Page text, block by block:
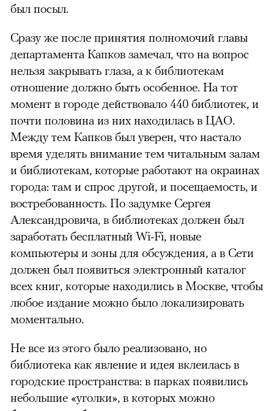
был посыл.
Сразу же после принятия полномочий главы
департамента Капков замечал, что на вопрос
нельзя закрывать глаза, а к библиотекам
отношение должно быть особенное. На тот
момент в городе действовало 440 библиотек, и
почти половина из них находилась в ЦАО.
Между тем Капков был уверен, что настало
время уделять внимание тем читальным залам
и библиотекам, которые работают на окраинах
города: там и спрос другой, и посещаемость, и
востребованность. По задумке Сергея
Александровича, в библиотеках должен был
заработать бесплатный Wi-Fi, новые
компьютеры и зоны для обсуждения, а в Сети
должен был появиться электронный каталог
всех книг, которые находились в Москве, чтобы
любое издание можно было локализировать
моментально.
Не все из этого было реализовано, но
библиотека как явление и идея вклеилась в
городские пространства: в парках появились
небольшие «уголки», в которых можно